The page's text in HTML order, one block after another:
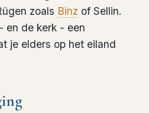
zoals Binz of Sellin.
en de kerk - een
je elders op het eiland